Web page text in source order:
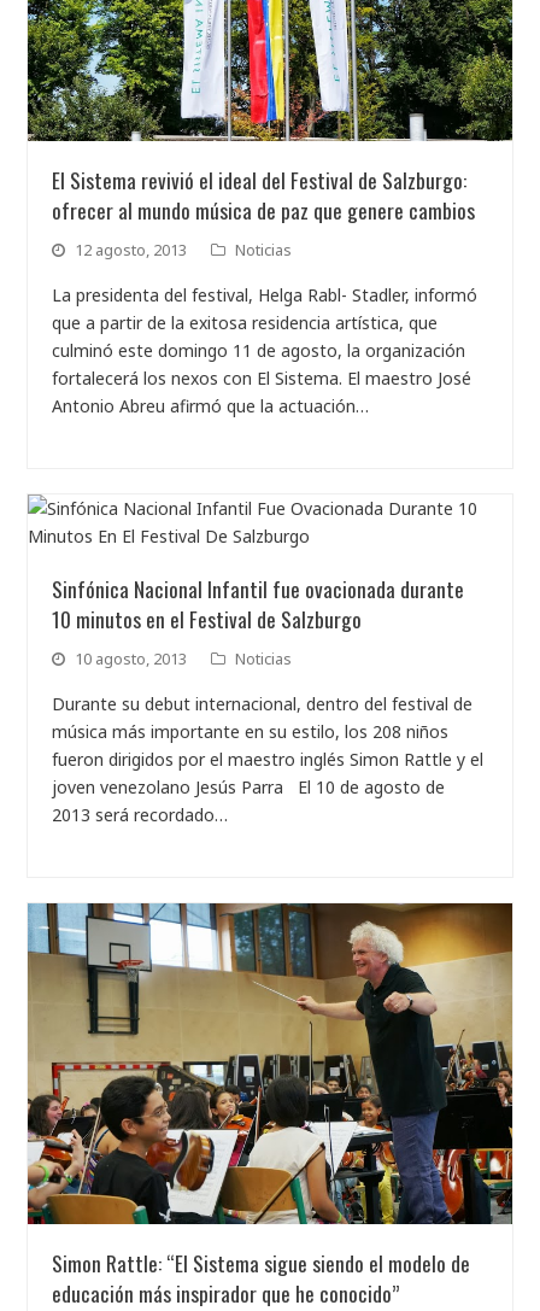
El Sistema revivió el ideal del Festival de Salzburgo:
ofrecer al mundo música de paz que genere cambios
12 agosto, 2013 Noticias
La presidenta del festival, Helga Rabl- Stadler, informó
que a partir de la exitosa residencia artística, que
culminó este domingo 11 de agosto, la organización
fortalecerá los nexos con El Sistema. El maestro José
Antonio Abreu afirmó que la actuación…
Sinfónica Nacional Infantil fue ovacionada durante
10 minutos en el Festival de Salzburgo
10 agosto, 2013 Noticias
Durante su debut internacional, dentro del festival de
música más importante en su estilo, los 208 niños
fueron dirigidos por el maestro inglés Simon Rattle y el
joven venezolano Jesús Parra El 10 de agosto de
2013 será recordado…
Simon Rattle: “El Sistema sigue siendo el modelo de
educación más inspirador que he conocido”